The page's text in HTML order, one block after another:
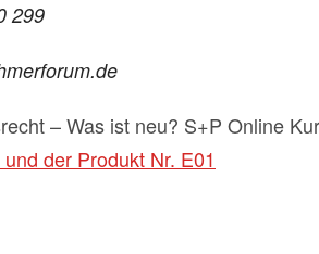
299
– Was ist neu? S+P Online
der Produkt Nr. E01